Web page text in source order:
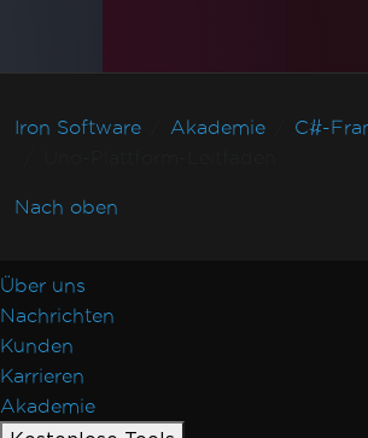
Iron Software Akademie
C#-
Nach oben
Über uns
Nachrichten
Kunden
Karrieren
Akademie